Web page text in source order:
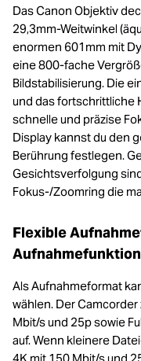
Das Canon Objektiv
29,3mm-Weitwinkel
enormen 601mm mit
eine 800-fache
Bildstabilisierung. Die
und das fortschrittliche
schnelle und präzise
Display kannst du den
Berührung festlegen.
Gesichtsverfolgung
Fokus-/Zoomring die
Flexible
Als Aufnahmeformat
wählen. Der
Mbit/s und 25p sowie
auf. Wenn kleinere